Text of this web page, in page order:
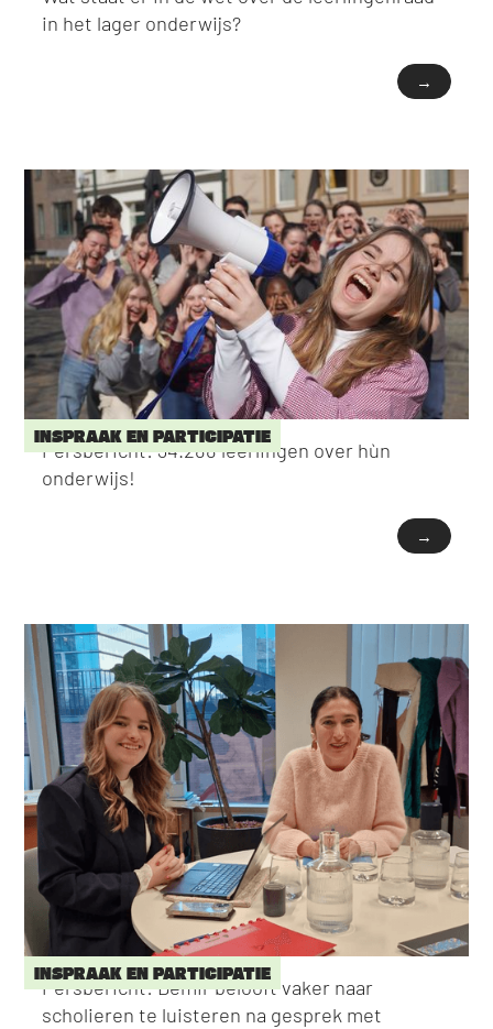
in het lager onderwijs?
→
INSPRAAK EN PARTICIPATIE
Persbericht: 34.288 leerlingen over hùn
onderwijs!
→
INSPRAAK EN PARTICIPATIE
Persbericht: Demir belooft vaker naar
scholieren te luisteren na gesprek met